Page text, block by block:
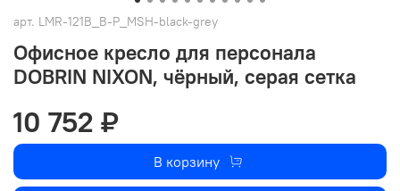
арт. LMR-121B_B-P_MSH-black-grey
Офисное кресло для персонала
DOBRIN NIXON, чёрный, серая сетка
10 752 ₽
В корзину